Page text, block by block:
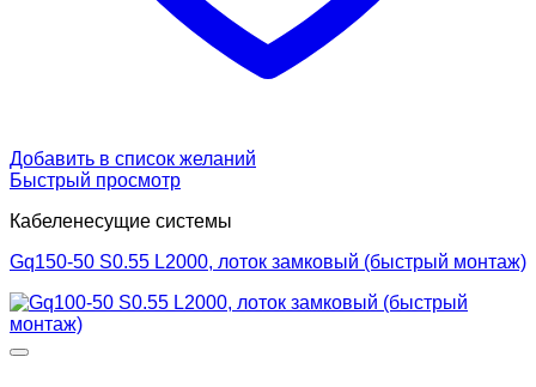
Добавить в список желаний
Быстрый просмотр
Кабеленесущие системы
Gq150-50 S0.55 L2000, лоток замковый (быстрый монтаж)